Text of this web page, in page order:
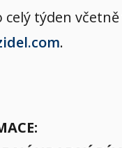
celý týden
.